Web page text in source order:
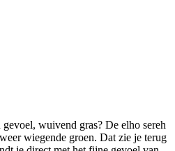
wuivend gras? De elho sereh
wiegende groen. Dat zie je terug